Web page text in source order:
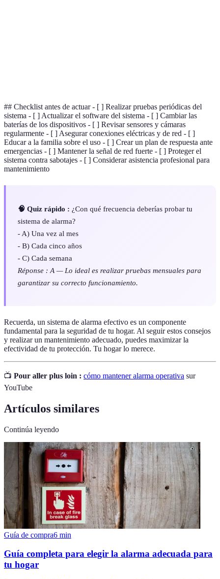
## Checklist antes de actuar - [ ] Realizar pruebas periódicas del
sistema - [ ] Actualizar el software del sistema - [ ] Cambiar las
baterías de los dispositivos - [ ] Revisar sensores y cámaras
regularmente - [ ] Asegurar conexiones eléctricas y de red - [ ]
Educar a la familia sobre el uso - [ ] Crear un plan de respuesta ante
emergencias - [ ] Mantener la señal de red fuerte - [ ] Proteger el
sistema contra sabotajes - [ ] Considerar asistencia profesional para
mantenimiento
🧠 Quiz rápido : ¿Con qué frecuencia deberías probar tu
sistema de alarma?
- A) Una vez al mes
- B) Cada cinco años
- C) Cada semana
Réponse : A — Lo ideal es realizar pruebas mensuales para
garantizar su correcto funcionamiento.
Recuerda, un sistema de alarma efectivo es un componente
fundamental para la seguridad de tu hogar. Al seguir estos consejos
y realizar un mantenimiento adecuado, puedes maximizar la
efectividad de tu protección. Tu hogar lo merece.
📺 Pour aller plus loin : cómo mantener alarma operativa sur
YouTube
Artículos similares
Continúa leyendo
Guía de compra6 min
Guía completa para elegir la alarma adecuada para
tu hogar